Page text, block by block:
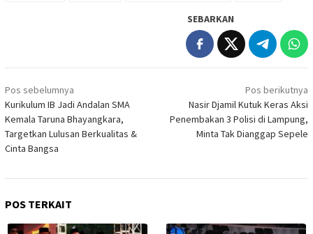
SEBARKAN
Navigasi
pos
Pos sebelumnya
Kurikulum IB Jadi Andalan SMA
Kemala Taruna Bhayangkara,
Targetkan Lulusan Berkualitas &
Cinta Bangsa
Pos berikutnya
Nasir Djamil Kutuk Keras Aksi
Penembakan 3 Polisi di Lampung,
Minta Tak Dianggap Sepele
POS TERKAIT